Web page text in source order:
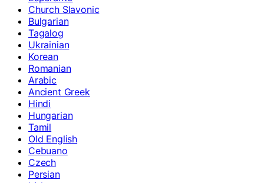
Church Slavonic
Bulgarian
Tagalog
Ukrainian
Korean
Romanian
Arabic
Ancient Greek
Hindi
Hungarian
Tamil
Old English
Cebuano
Czech
Persian